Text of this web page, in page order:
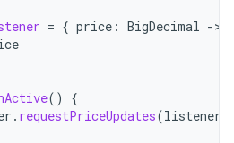
= { price : BigDecimal -
()
{
. requestPriceUpdates(listener